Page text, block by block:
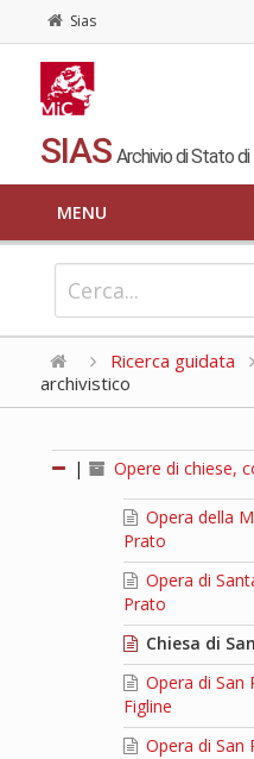
Sias
SIAS Archivio di Stato
MENU
Ricerca guidata
archivistico
| Opere di chiese,
Opera della
Prato
Opera di
Prato
Chiesa di
Opera di San
Figline
Opera di San